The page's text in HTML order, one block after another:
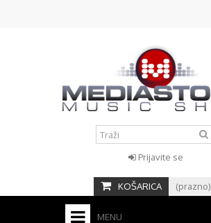
Prijavite se
KOŠARICA (prazno)
MENU